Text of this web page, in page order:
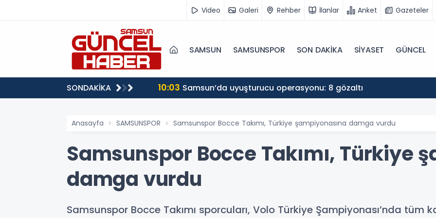
Video Galeri Rehber İlanlar Anket Gazeteler
SAMSUN SAMSUNSPOR SON DAKİKA SİYASET GÜNCEL
SONDAKİKA 10:03 Samsun’da uyuşturucu operasyonu: 8 gözaltı
Anasayfa SAMSUNSPOR Samsunspor Bocce Takımı, Türkiye şampiyonasına damga vurdu
Samsunspor Bocce Takımı, Türkiye
damga vurdu
Samsunspor Bocce Takımı sporcuları, Volo Türkiye Şampiyonası’nda